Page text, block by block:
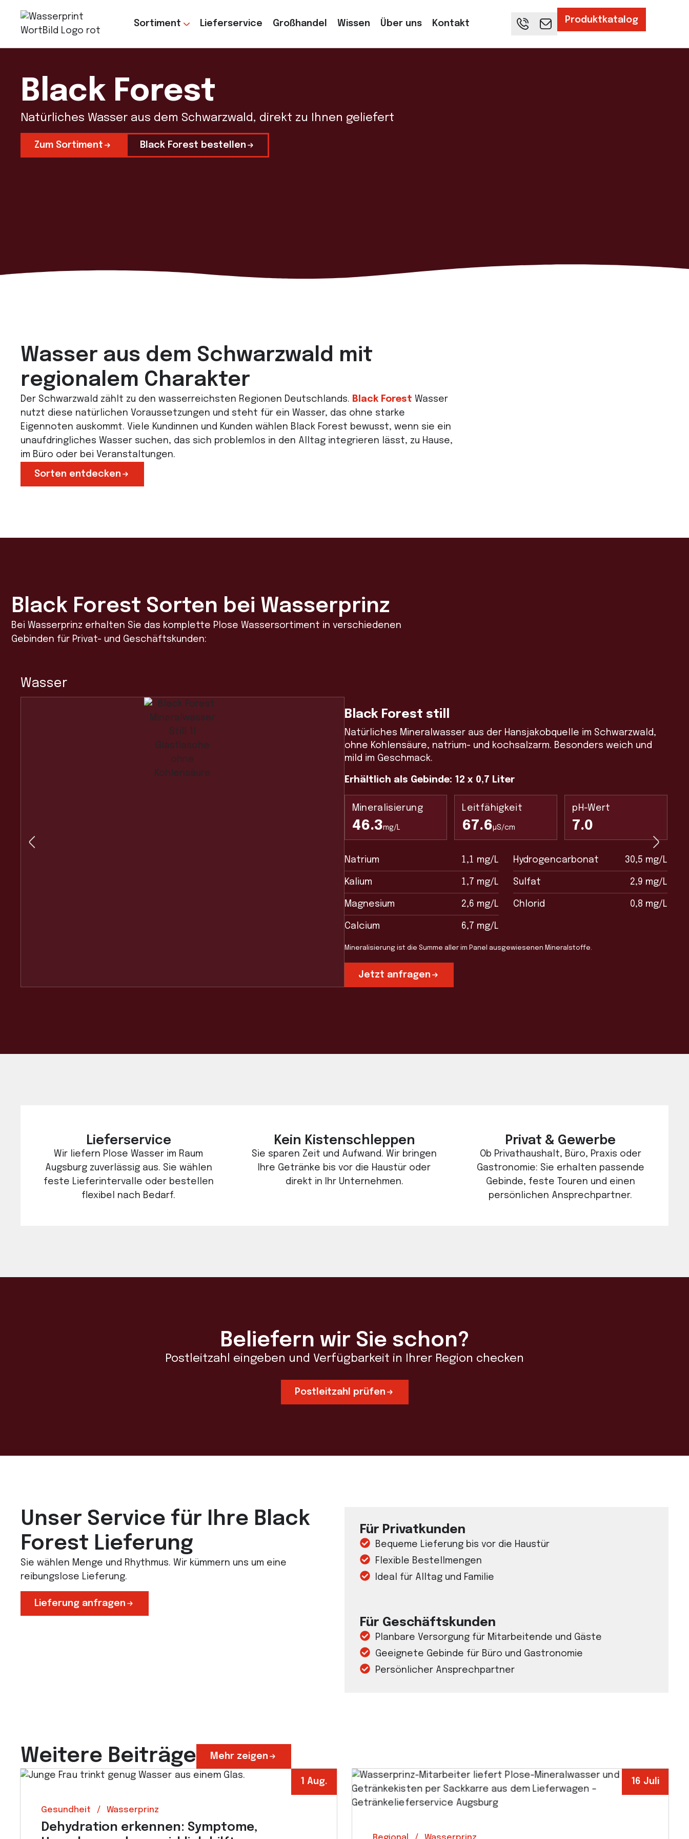
Sortiment Lieferservice Großhandel Wissen Über uns Kontakt Produktkatalog
Black Forest
Natürliches Wasser aus dem Schwarzwald, direkt zu Ihnen geliefert
Zum Sortiment Black Forest bestellen
Wasser aus dem Schwarzwald mit
regionalem Charakter
Der Schwarzwald zählt zu den wasserreichsten Regionen Deutschlands. Black Forest Wasser
nutzt diese natürlichen Voraussetzungen und steht für ein Wasser, das ohne starke
Eigennoten auskommt. Viele Kundinnen und Kunden wählen Black Forest bewusst, wenn sie ein
unaufdringliches Wasser suchen, das sich problemlos in den Alltag integrieren lässt, zu Hause,
im Büro oder bei Veranstaltungen.
Sorten entdecken
Black Forest Sorten bei Wasserprinz
Bei Wasserprinz erhalten Sie das komplette Plose Wassersortiment in verschiedenen
Gebinden für Privat- und Geschäftskunden:
Wasser
Black Forest still
Natürliches Mineralwasser aus der Hansjakobquelle im Schwarzwald,
ohne Kohlensäure, natrium- und kochsalzarm. Besonders weich und
mild im Geschmack.
Erhältlich als Gebinde: 12 x 0,7 Liter
Mineralisierung
46.3mg/L
Leitfähigkeit
67.6µS/cm
pH-Wert
7.0
Natrium 1,1 mg/L
Kalium 1,7 mg/L
Magnesium 2,6 mg/L
Calcium 6,7 mg/L
Hydrogencarbonat 30,5 mg/L
Sulfat 2,9 mg/L
Chlorid 0,8 mg/L
Mineralisierung ist die Summe aller im Panel ausgewiesenen Mineralstoffe.
Jetzt anfragen
Lieferservice
Wir liefern Plose Wasser im Raum
Augsburg zuverlässig aus. Sie wählen
feste Liefer­intervalle oder bestellen
flexibel nach Bedarf.
Kein Kistenschleppen
Sie sparen Zeit und Aufwand. Wir bringen
Ihre Getränke bis vor die Haustür oder
direkt in Ihr Unternehmen.
Privat & Gewerbe
Ob Privathaushalt, Büro, Praxis oder
Gastronomie: Sie erhalten passende
Gebinde, feste Touren und einen
persönlichen Ansprechpartner.
Postleitzahl prüfen
Postleitzahl eingeben und Verfügbarkeit in Ihrer Region checken
Beliefern wir Sie schon?
Unser Service für Ihre Black
Forest Lieferung
Sie wählen Menge und Rhythmus. Wir kümmern uns um eine
reibungslose Lieferung.
Lieferung anfragen
Für Privatkunden
Bequeme Lieferung bis vor die Haustür
Flexible Bestellmengen
Ideal für Alltag und Familie
Für Geschäftskunden
Planbare Versorgung für Mitarbeitende und Gäste
Geeignete Gebinde für Büro und Gastronomie
Persönlicher Ansprechpartner
Weitere Beiträge Mehr zeigen
1 Aug.
Gesundheit Wasserprinz
Dehydration erkennen: Symptome,
16 Juli